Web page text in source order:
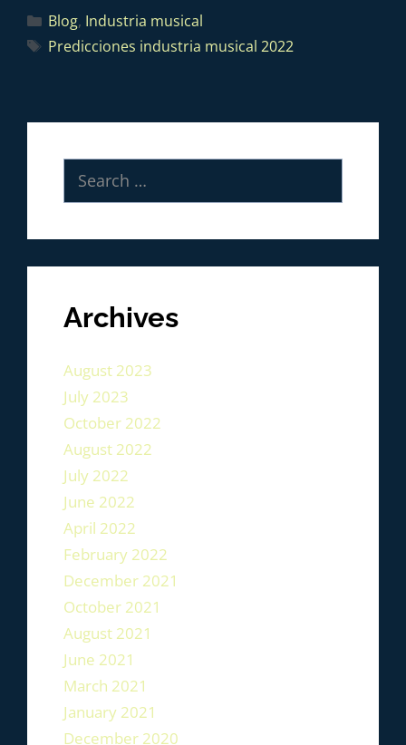
Blog, Industria musical
Predicciones industria musical 2022
Archives
August 2023
July 2023
October 2022
August 2022
July 2022
June 2022
April 2022
February 2022
December 2021
October 2021
August 2021
June 2021
March 2021
January 2021
December 2020